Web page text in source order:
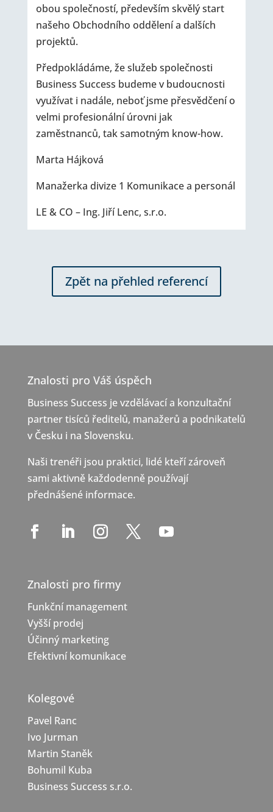
obou společností, především skvělý start
našeho Obchodního oddělení a dalších
projektů.
Předpokládáme, že služeb společnosti
Business Success budeme v budoucnosti
využívat i nadále, neboť jsme přesvědčení o
velmi profesionální úrovni jak
zaměstnanců, tak samotným know-how.
Marta Hájková
Manažerka divize 1 Komunikace a personál
LE & CO – Ing. Jiří Lenc, s.r.o.
Zpět na přehled referencí
Znalosti pro Váš úspěch
Business Success je vzdělávací a konzultační
partner tisíců ředitelů, manažerů a podnikatelů
v Česku i na Slovensku.
Naši trenéři jsou praktici, lidé kteří zároveň
sami aktivně každodenně používají
přednášené informace.
Znalosti pro firmy
Funkční management
Vyšší prodej
Účinný marketing
Efektivní komunikace
Kolegové
Pavel Ranc
Ivo Jurman
Martin Staněk
Bohumil Kuba
Business Success s.r.o.